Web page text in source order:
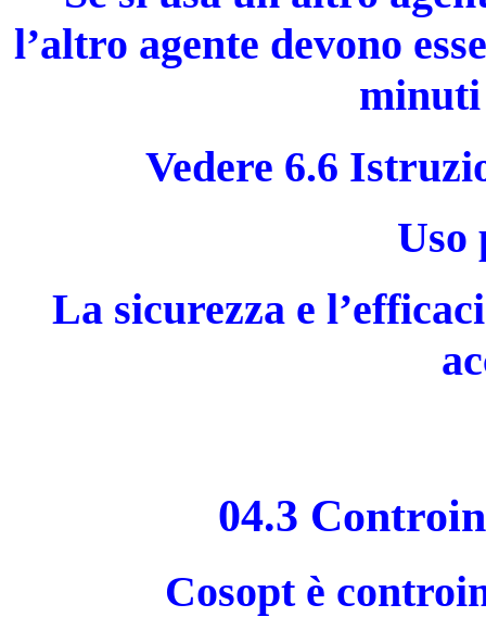
l’altro agente devono
Vedere 6.6
Uso
La sicurezza e
04.3
Cosopt è